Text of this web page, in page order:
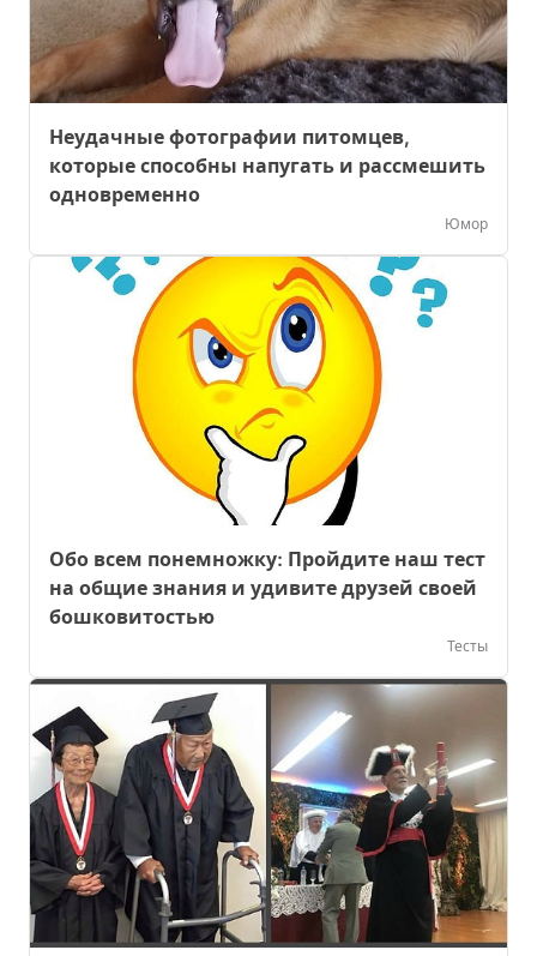
Неудачные фотографии питомцев,
которые способны напугать и рассмешить
одновременно
Юмор
Обо всем понемножку: Пройдите наш тест
на общие знания и удивите друзей своей
бошковитостью
Тесты